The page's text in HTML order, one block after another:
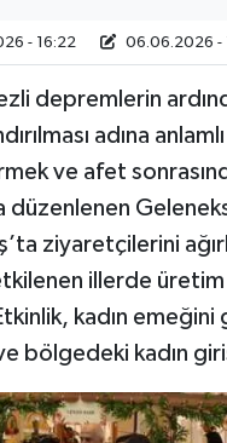
- 16:22 06.06.2026 -
depremlerin
adına
ve afet
düzenlenen
ziyaretçilerini
illerde üretim
kadın emeğini
ve bölgedeki kadın